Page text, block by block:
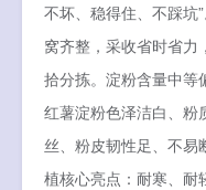
不坏、稳得住、不踩坑
窝齐整，采收省时省力
拾分拣。淀粉含量中等
红薯淀粉色泽洁白、粉
丝、粉皮韧性足、不易
植核心亮点：耐寒、耐